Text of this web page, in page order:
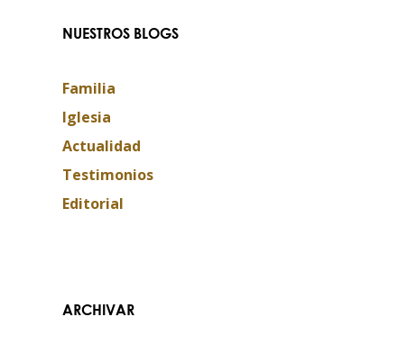
NUESTROS BLOGS
Familia
Iglesia
Actualidad
Testimonios
Editorial
ARCHIVAR